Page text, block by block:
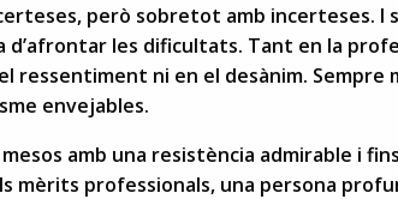
però sobretot amb incerteses. I
d’afrontar les dificultats. Tant en la
ressentiment ni en el desànim. Sempre
envejables.
amb una resistència admirable i
mèrits professionals, una persona